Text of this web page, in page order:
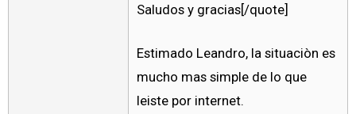
Saludos y gracias[/quote]
Estimado Leandro, la situaciòn es
mucho mas simple de lo que
leiste por internet.